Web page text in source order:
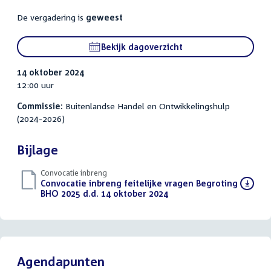
De vergadering is geweest
Bekijk dagoverzicht
14 oktober 2024
12:00 uur
Commissie: Buitenlandse Handel en Ontwikkelingshulp
(2024-2026)
Bijlage
Convocatie inbreng
Download
bestand:
Convocatie inbreng feitelijke vragen Begroting
BHO 2025 d.d. 14 oktober 2024(PDF)
Agendapunten